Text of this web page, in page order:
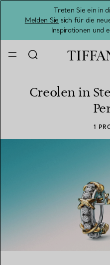
Treten Sie ein in
Melden Sie sich für die
Inspirationen und
Creolen in
1